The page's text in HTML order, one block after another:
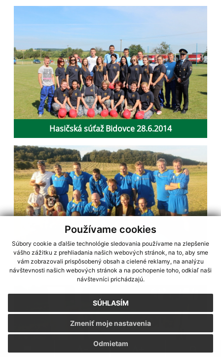
Používame cookies
Súbory cookie a ďalšie technológie sledovania používame na zlepšenie
vášho zážitku z prehliadania našich webových stránok, na to, aby sme
vám zobrazovali prispôsobený obsah a cielené reklamy, na analýzu
návštevnosti našich webových stránok a na pochopenie toho, odkiaľ naši
návštevníci prichádzajú.
SÚHLASÍM
Odmietam
Zmeniť moje nastavenia
Hasičská súťaž Bidovce 28.6.2014
Futbal slobodní-ženatí